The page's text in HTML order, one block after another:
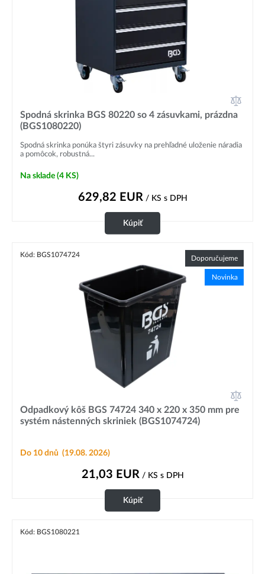
Spodná skrinka BGS 80220 so 4 zásuvkami, prázdna
(BGS1080220)
Spodná skrinka ponúka štyri zásuvky na prehľadné uloženie náradia
a pomôcok, robustná...
Na sklade (4 KS)
629,82 EUR/ KS s DPH
Kúpiť
Kód: BGS1074724 Doporučujeme
Novinka
Odpadkový kôš BGS 74724 340 x 220 x 350 mm pre
systém nástenných skriniek (BGS1074724)
Do 10 dnů (19.08. 2026)
21,03 EUR/ KS s DPH
Kúpiť
Kód: BGS1080221